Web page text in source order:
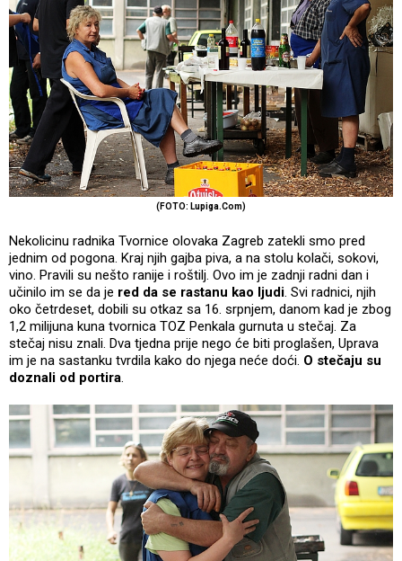
(FOTO: Lupiga.Com)
Nekolicinu radnika Tvornice olovaka Zagreb zatekli smo pred
jednim od pogona. Kraj njih gajba piva, a na stolu kolači, sokovi,
vino. Pravili su nešto ranije i roštilj. Ovo im je zadnji radni dan i
učinilo im se da je red da se rastanu kao ljudi. Svi radnici, njih
oko četrdeset, dobili su otkaz sa 16. srpnjem, danom kad je zbog
1,2 milijuna kuna tvornica TOZ Penkala gurnuta u stečaj. Za
stečaj nisu znali. Dva tjedna prije nego će biti proglašen, Uprava
im je na sastanku tvrdila kako do njega neće doći. O stečaju su
doznali od portira.